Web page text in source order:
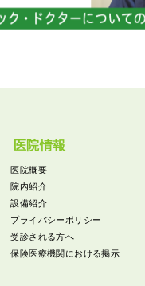
医院情報
医院概要
院内紹介
設備紹介
プライバシーポリシー
受診される方へ
保険医療機関における掲示